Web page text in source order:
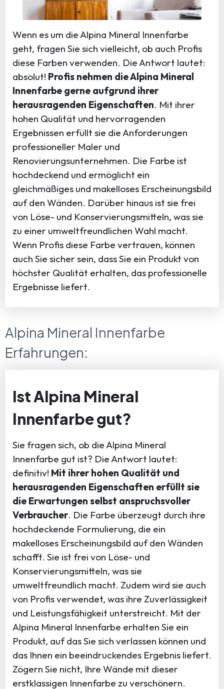
Wenn es um die Alpina Mineral Innenfarbe
geht, fragen Sie sich vielleicht, ob auch Profis
diese Farben verwenden. Die Antwort lautet:
absolut! Profis nehmen die Alpina Mineral
Innenfarbe gerne aufgrund ihrer
herausragenden Eigenschaften. Mit ihrer
hohen Qualität und hervorragenden
Ergebnissen erfüllt sie die Anforderungen
professioneller Maler und
Renovierungsunternehmen. Die Farbe ist
hochdeckend und ermöglicht ein
gleichmäßiges und makelloses Erscheinungsbild
auf den Wänden. Darüber hinaus ist sie frei
von Löse- und Konservierungsmitteln, was sie
zu einer umweltfreundlichen Wahl macht.
Wenn Profis diese Farbe vertrauen, können
auch Sie sicher sein, dass Sie ein Produkt von
höchster Qualität erhalten, das professionelle
Ergebnisse liefert.
Alpina Mineral Innenfarbe
Erfahrungen:
Ist Alpina Mineral
Innenfarbe gut?
Sie fragen sich, ob die Alpina Mineral
Innenfarbe gut ist? Die Antwort lautet:
definitiv! Mit ihrer hohen Qualität und
herausragenden Eigenschaften erfüllt sie
die Erwartungen selbst anspruchsvoller
Verbraucher. Die Farbe überzeugt durch ihre
hochdeckende Formulierung, die ein
makelloses Erscheinungsbild auf den Wänden
schafft. Sie ist frei von Löse- und
Konservierungsmitteln, was sie
umweltfreundlich macht. Zudem wird sie auch
von Profis verwendet, was ihre Zuverlässigkeit
und Leistungsfähigkeit unterstreicht. Mit der
Alpina Mineral Innenfarbe erhalten Sie ein
Produkt, auf das Sie sich verlassen können und
das Ihnen ein beeindruckendes Ergebnis liefert.
Zögern Sie nicht, Ihre Wände mit dieser
erstklassigen Innenfarbe zu verschönern.